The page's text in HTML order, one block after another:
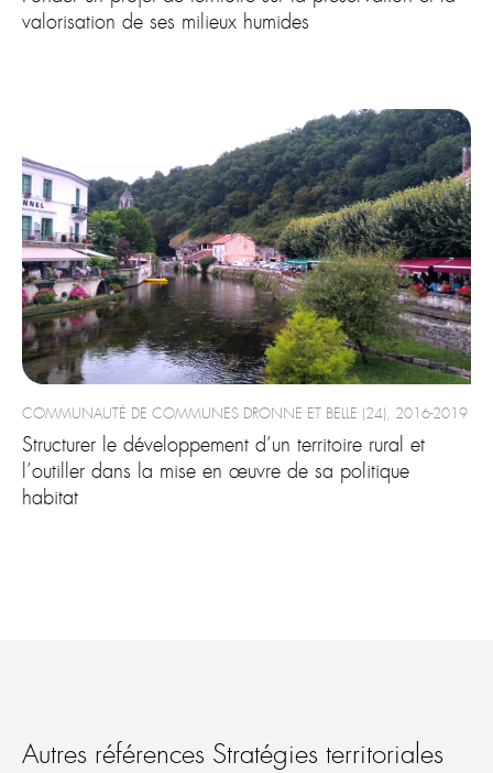
valorisation de ses milieux humides
COMMUNAUTÉ DE COMMUNES DRONNE ET BELLE (24), 2016-2019
Structurer le développement d’un territoire rural et
l’outiller dans la mise en œuvre de sa politique
habitat
Autres références Stratégies territoriales